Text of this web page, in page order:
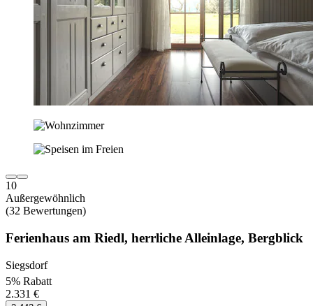
10
Außergewöhnlich
(32 Bewertungen)
Ferienhaus am Riedl, herrliche Alleinlage, Bergblick
Siegsdorf
5% Rabatt
2.331 €